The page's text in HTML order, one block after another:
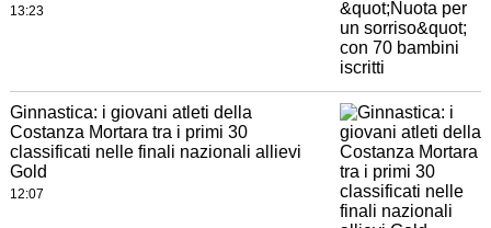
13:23
Ginnastica: i giovani atleti della
Costanza Mortara tra i primi 30
classificati nelle finali nazionali allievi
Gold
12:07